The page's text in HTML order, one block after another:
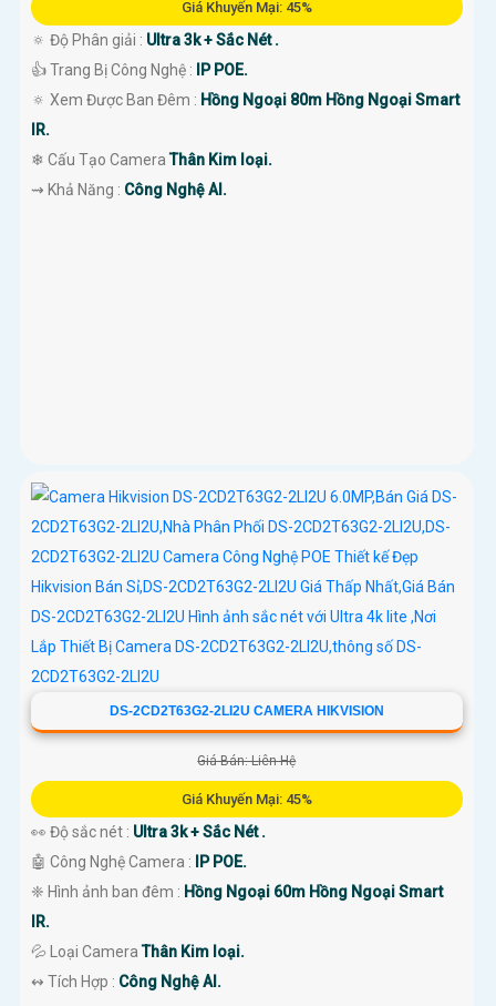
Giá Khuyến Mại: 45%
🔅 Độ Phân giải : Ultra 3k + Sắc Nét .
👍 Trang Bị Công Nghệ :
IP POE.
🔅 Xem Được Ban Đêm : Hồng Ngoại 80m Hồng Ngoại Smart
IR.
❄ Cấu Tạo CameraThân Kim loại.
️⇝ Khả Năng : Công Nghệ AI.
DS-2CD2T63G2-2LI2U CAMERA HIKVISION
Giá Bán: Liên Hệ
Giá Khuyến Mại: 45%
👀 Độ sắc nét : Ultra 3k + Sắc Nét .
🤖️ Công Nghệ Camera :
IP POE.
❈ Hình ảnh ban đêm : Hồng Ngoại 60m Hồng Ngoại Smart
IR.
💦 Loại CameraThân Kim loại.
️↭ Tích Hợp : Công Nghệ AI.